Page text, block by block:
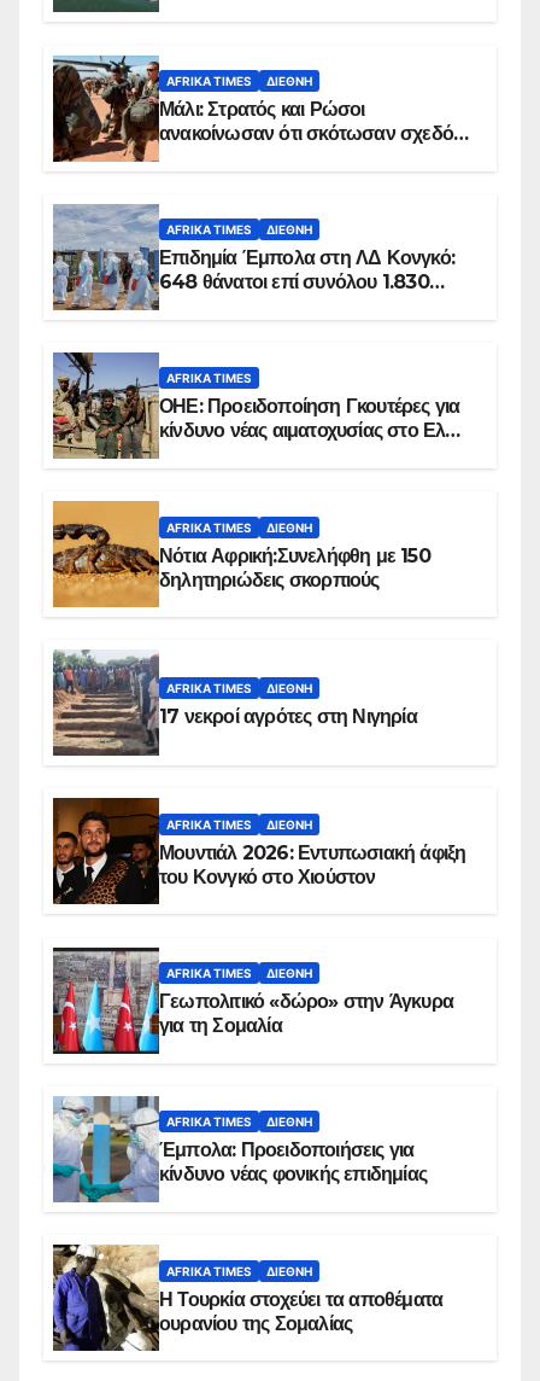
AFRIKA TIMES ΔΙΕΘΝΉ
Μάλι: Στρατός και Ρώσοι
ανακοίνωσαν ότι σκότωσαν σχεδόν
AFRIKA TIMES ΔΙΕΘΝΉ
Επιδημία Έμπολα στη ΛΔ Κονγκό:
648 θάνατοι επί συνόλου 1.830
AFRIKA TIMES
ΟΗΕ: Προειδοποίηση Γκουτέρες για
κίνδυνο νέας αιματοχυσίας στο Ελ
AFRIKA TIMES ΔΙΕΘΝΉ
Νότια Αφρική:Συνελήφθη με 150
δηλητηριώδεις σκορπιούς
AFRIKA TIMES ΔΙΕΘΝΉ
17 νεκροί αγρότες στη Νιγηρία
AFRIKA TIMES ΔΙΕΘΝΉ
Μουντιάλ 2026: Εντυπωσιακή άφιξη
του Κονγκό στο Χιούστον
AFRIKA TIMES ΔΙΕΘΝΉ
Γεωπολιτικό «δώρο» στην Άγκυρα
για τη Σομαλία
AFRIKA TIMES ΔΙΕΘΝΉ
Έμπολα: Προειδοποιήσεις για
κίνδυνο νέας φονικής επιδημίας
AFRIKA TIMES ΔΙΕΘΝΉ
Η Τουρκία στοχεύει τα αποθέματα
ουρανίου της Σομαλίας